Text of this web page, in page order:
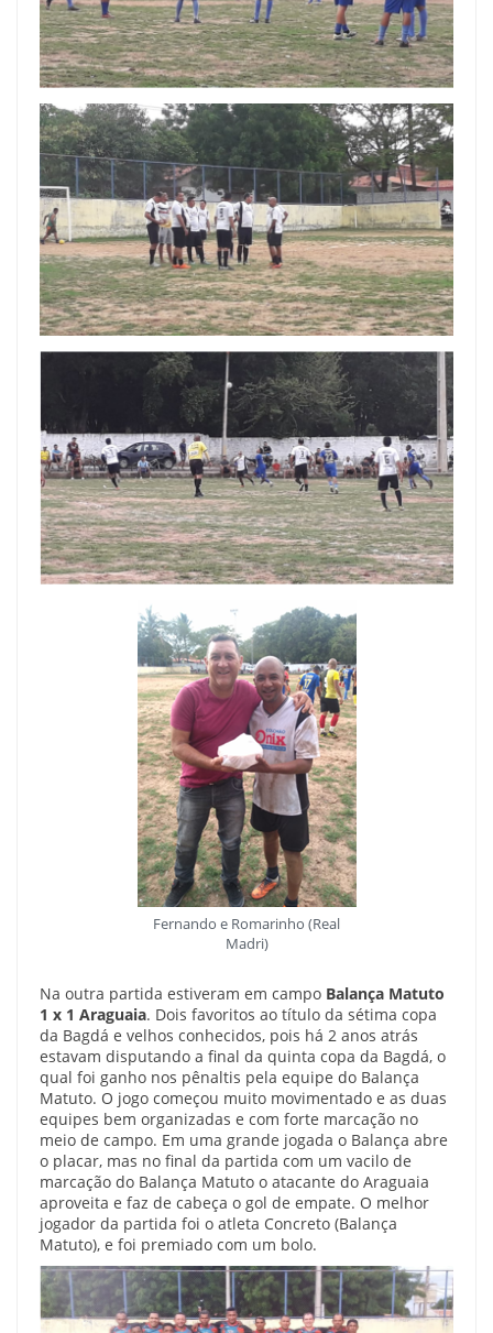
Fernando e Romarinho (Real
Madri)
Na outra partida estiveram em campo Balança Matuto
1 x 1 Araguaia. Dois favoritos ao título da sétima copa
da Bagdá e velhos conhecidos, pois há 2 anos atrás
estavam disputando a final da quinta copa da Bagdá, o
qual foi ganho nos pênaltis pela equipe do Balança
Matuto. O jogo começou muito movimentado e as duas
equipes bem organizadas e com forte marcação no
meio de campo. Em uma grande jogada o Balança abre
o placar, mas no final da partida com um vacilo de
marcação do Balança Matuto o atacante do Araguaia
aproveita e faz de cabeça o gol de empate. O melhor
jogador da partida foi o atleta Concreto (Balança
Matuto), e foi premiado com um bolo.